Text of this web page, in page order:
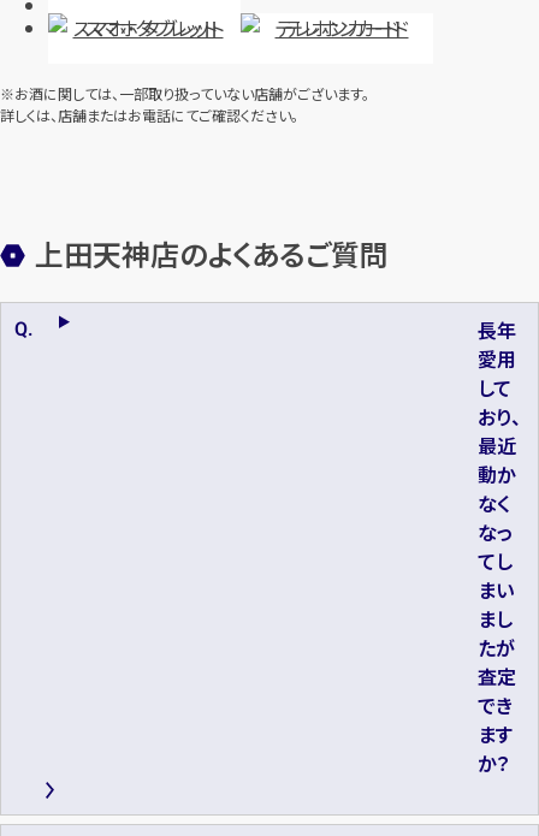
スマホ・タブレット テレホンカード
※お酒に関しては、一部取り扱っていない店舗がございます。
詳しくは、店舗またはお電話にてご確認ください。
上田天神店のよくあるご質問
長年
愛用
して
おり、
最近
動か
なく
なっ
てし
まい
まし
たが
査定
でき
ます
か？